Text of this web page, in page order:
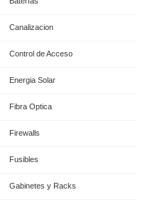
Canalizacion
Control de Acceso
Energia Solar
Fibra Optica
Firewalls
Fusibles
Gabinetes y Racks